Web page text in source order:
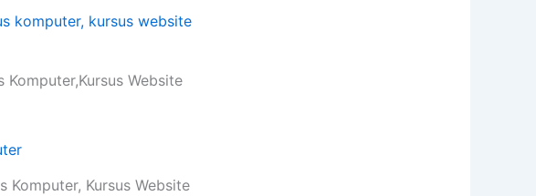
Website
Komputer, Kursus Website